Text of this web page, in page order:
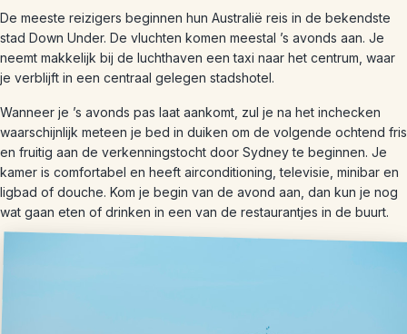
De meeste reizigers beginnen hun Australië reis in de bekendste
stad Down Under. De vluchten komen meestal ’s avonds aan. Je
neemt makkelijk bij de luchthaven een taxi naar het centrum, waar
je verblijft in een centraal gelegen stadshotel.
Wanneer je ’s avonds pas laat aankomt, zul je na het inchecken
waarschijnlijk meteen je bed in duiken om de volgende ochtend fris
en fruitig aan de verkenningstocht door Sydney te beginnen. Je
kamer is comfortabel en heeft airconditioning, televisie, minibar en
ligbad of douche. Kom je begin van de avond aan, dan kun je nog
wat gaan eten of drinken in een van de restaurantjes in de buurt.